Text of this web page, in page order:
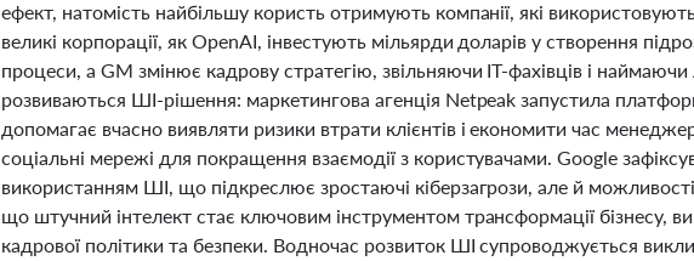
ефект, натомість найбільшу користь отримують компанії, які
великі корпорації, як OpenAI, інвестують мільярди доларів у створення
процеси, а GM змінює кадрову стратегію, звільняючи ІТ-фахівців і наймаючи
розвиваються ШІ-рішення: маркетингова агенція Netpeak запустила
допомагає вчасно виявляти ризики втрати клієнтів і економити час
соціальні мережі для покращення взаємодії з користувачами. Google
використанням ШІ, що підкреслює зростаючі кіберзагрози, але й можливості
що штучний інтелект стає ключовим інструментом трансформації бізнесу,
кадрової політики та безпеки. Водночас розвиток ШІ супроводжується